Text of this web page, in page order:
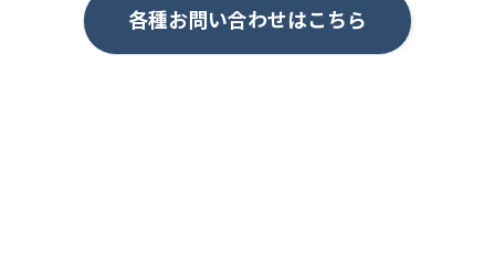
各種お問い合わせはこちら